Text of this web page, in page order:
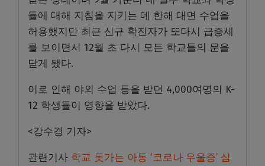
들에 대해 지침을 지키는 데 한해 대면 수업을
허용했지만 최근 신규 확진자가 또다시 급증세
를 보이면서 12월 초 다시 모든 학교들의 문을
닫게 됐다.
이로 인해 야외 수업 등을 받던 4,000여명의 K-
12 학생들이 영향을 받았다.
<강수경 기자>
관련기사 학교 못가는 아동 ‘코로나 우울증’ 심